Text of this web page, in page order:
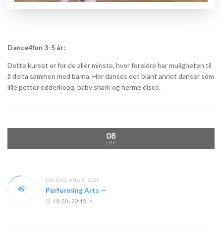
Dance4fun 3-5 år:
Dette kurset er for de aller minste, hvor foreldre har muligheten til
å delta sammen med barna. Her danses det blant annet danser som
lille petter edderkopp, baby shark og herme disco.
08
LØR
45'
LØRDAG, AUG 8, 2026
Performing Arts —
19:30 - 20: 15